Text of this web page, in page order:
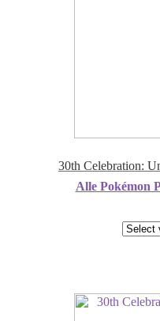
30th Celebration:
Alle Pokémon